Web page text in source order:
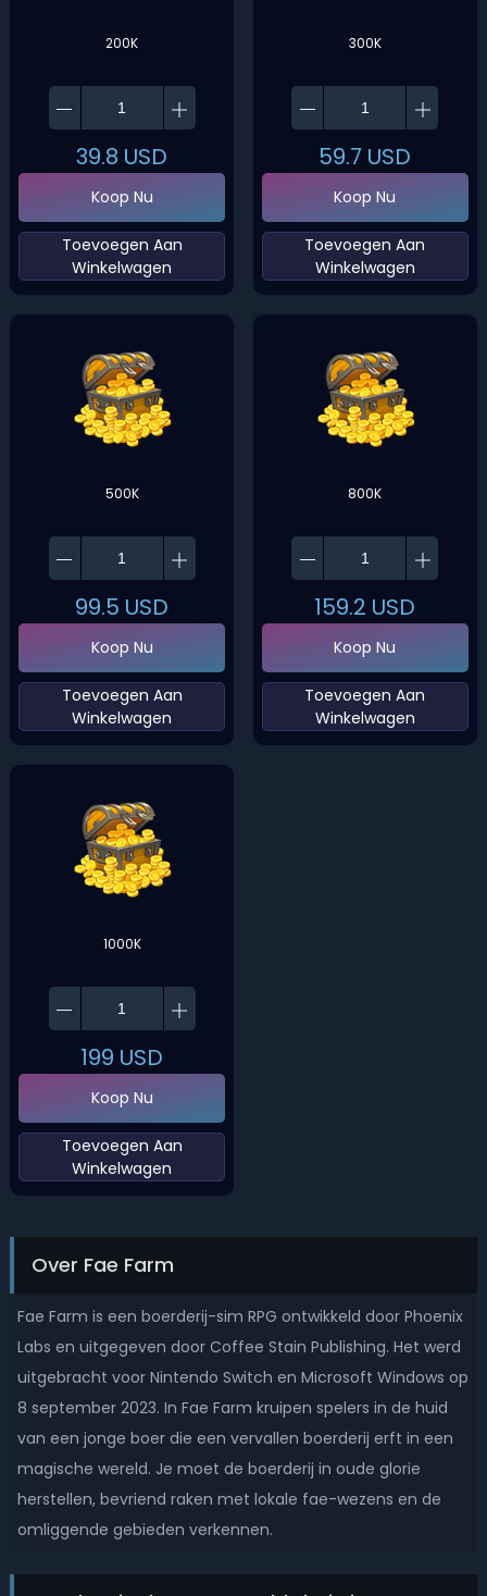
200K
39.8 USD
Koop Nu
‌Toevoegen Aan
Winkelwagen‌
300K
59.7 USD
Koop Nu
‌Toevoegen Aan
Winkelwagen‌
500K
99.5 USD
Koop Nu
‌Toevoegen Aan
Winkelwagen‌
800K
159.2 USD
Koop Nu
‌Toevoegen Aan
Winkelwagen‌
1000K
199 USD
Koop Nu
‌Toevoegen Aan
Winkelwagen‌
Over Fae Farm
Fae Farm is een boerderij-sim RPG ontwikkeld door Phoenix
Labs en uitgegeven door Coffee Stain Publishing. Het werd
uitgebracht voor Nintendo Switch en Microsoft Windows op
8 september 2023. In Fae Farm kruipen spelers in de huid
van een jonge boer die een vervallen boerderij erft in een
magische wereld. Je moet de boerderij in oude glorie
herstellen, bevriend raken met lokale fae-wezens en de
omliggende gebieden verkennen.